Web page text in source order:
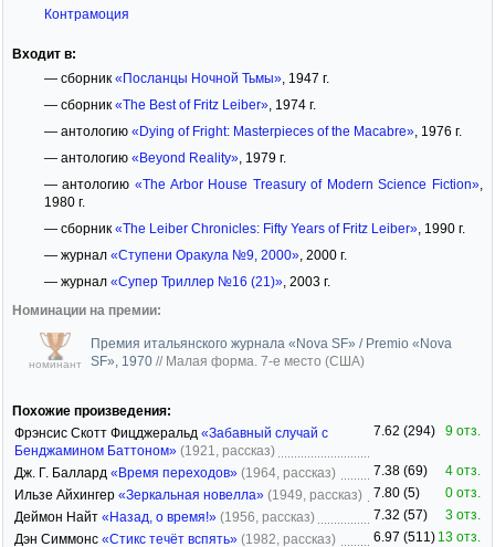
Контрамоция
Входит в:
— сборник «Посланцы Ночной Тьмы», 1947 г.
— сборник «The Best of Fritz Leiber», 1974 г.
— антологию «Dying of Fright: Masterpieces of the Macabre», 1976 г.
— антологию «Beyond Reality», 1979 г.
— антологию «The Arbor House Treasury of Modern Science Fiction»
1980 г.
— сборник «The Leiber Chronicles: Fifty Years of Fritz Leiber», 1990 г.
— журнал «Ступени Оракула №9, 2000», 2000 г.
— журнал «Супер Триллер №16 (21)», 2003 г.
Номинации на премии:
номинант
Премия итальянского журнала «Nova SF» / Premio «Nova
SF», 1970 // Малая форма. 7-е место (США)
Похожие произведения:
Фрэнсис Скотт Фицджеральд «Забавный случай с
Бенджамином Баттоном» (1921, рассказ)
7.62 (294) 9 отз.
Дж. Г. Баллард «Время переходов» (1964, рассказ) 7.38 (69)
4 отз.
Ильзе Айхингер «Зеркальная новелла» (1949, рассказ) 7.80 (5)
0 отз.
Деймон Найт «Назад, о время!» (1956, рассказ) 7.32 (57)
3 отз.
Дэн Симмонс «Стикс течёт вспять» (1982, рассказ) 6.97 (511) 13 отз.